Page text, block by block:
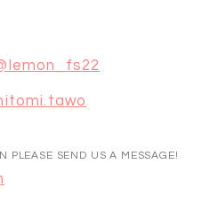
PLEASE SEND US A MESSAGE!